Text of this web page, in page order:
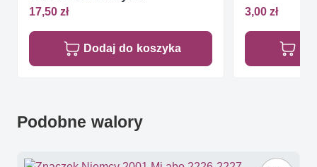
17,50 zł
Dodaj do koszyka
3,00 zł
Podobne walory